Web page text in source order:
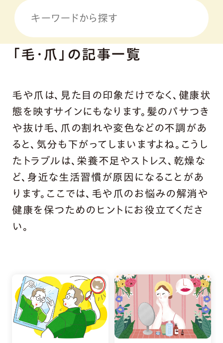
「毛・爪」の記事一覧
毛や爪は、見た目の印象だけでなく、健康状
態を映すサインにもなります。髪のパサつき
や抜け毛、爪の割れや変色などの不調があ
ると、気分も下がってしまいますよね。こうし
たトラブルは、栄養不足やストレス、乾燥な
ど、身近な生活習慣が原因になることがあ
ります。ここでは、毛や爪のお悩みの解消や
健康を保つためのヒントにお役立てくださ
い。